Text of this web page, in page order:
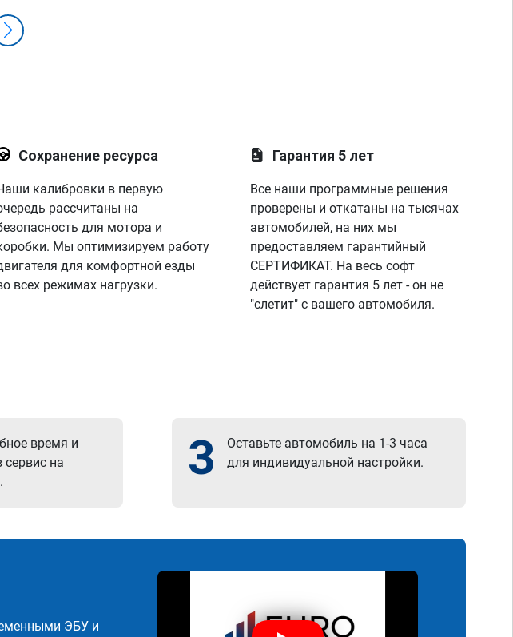
Сохранение ресурса
калибровки в первую
рассчитаны на
для мотора и
Мы оптимизируем работу
для комфортной езды
всех режимах нагрузки.
Гарантия 5 лет
Все наши программные решения
проверены и откатаны на тысячах
автомобилей, на них мы
предоставляем гарантийный
СЕРТИФИКАТ. На весь софт
действует гарантия 5 лет - он не
"слетит" с вашего автомобиля.
время и
сервис на
3
Оставьте автомобиль на 1-3 часа
для индивидуальной настройки.
ЭБУ и